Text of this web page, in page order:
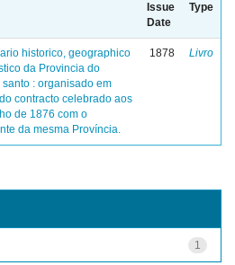
Issue
Date
Type
historico, geographico
da Provincia do
santo : organisado em
contracto celebrado aos
de 1876 com o
da mesma Província.
1878 Livro
1